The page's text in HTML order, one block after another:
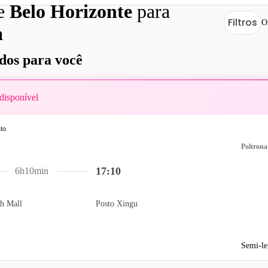
Belo Horizontepara
Filtros
para você
Mall
17:10
Posto Xingu
6h10min
Poltrona
Semi-